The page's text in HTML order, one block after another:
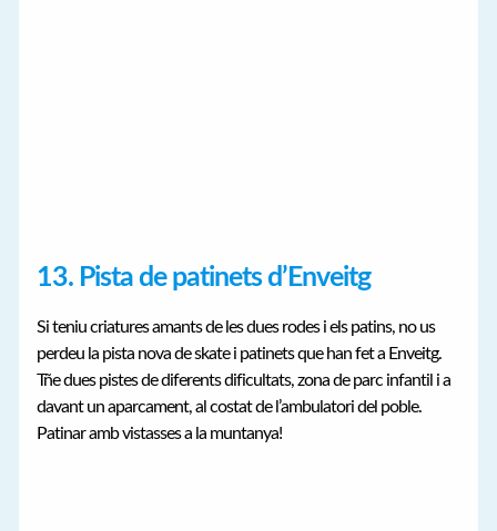
13. Pista de patinets d’Enveitg
Si teniu criatures amants de les dues rodes i els patins, no us
perdeu la pista nova de skate i patinets que han fet a Enveitg.
Tñe dues pistes de diferents dificultats, zona de parc infantil i a
davant un aparcament, al costat de l’ambulatori del poble.
Patinar amb vistasses a la muntanya!